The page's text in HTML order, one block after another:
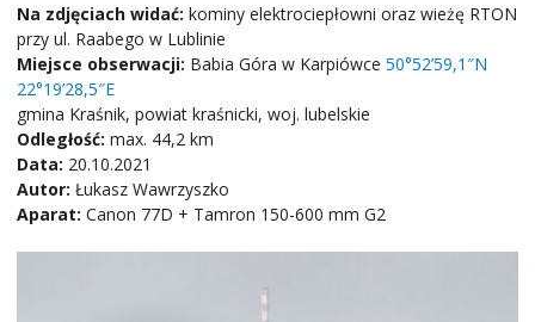
Na zdjęciach widać: kominy elektrociepłowni oraz wieżę RTON
przy ul. Raabego w Lublinie
Miejsce obserwacji: Babia Góra w Karpiówce 50°52’59,1″N
22°19’28,5″E
gmina Kraśnik, powiat kraśnicki, woj. lubelskie
Odległość: max. 44,2 km
Data: 20.10.2021
Autor: Łukasz Wawrzyszko
Aparat: Canon 77D + Tamron 150-600 mm G2